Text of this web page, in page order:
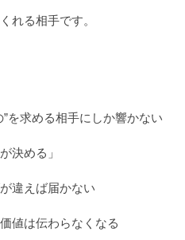
れる相手です。
”を求める相手にしか響かない
決める」
違えば届かない
値は伝わらなくなる